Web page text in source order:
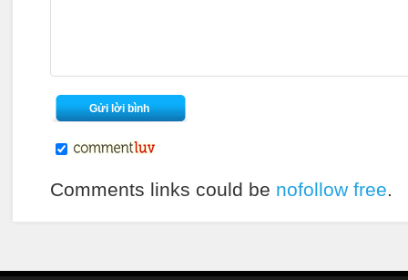
Comments links could be nofollow free.